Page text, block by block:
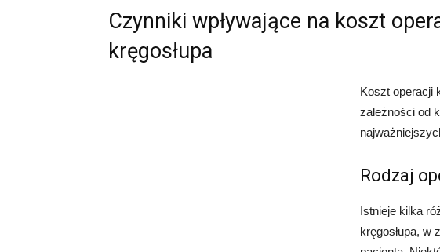
Czynniki wpływające na koszt
kręgosłupa
Koszt operacji
zależności od
Rodzaj
Istnieje kilka
kręgosłupa, w